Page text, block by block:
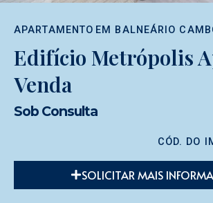
APARTAMENTO EM BALNEÁRIO
Edifício Metrópolis
Venda
Sob Consulta
CÓD. DO
SOLICITAR MAIS